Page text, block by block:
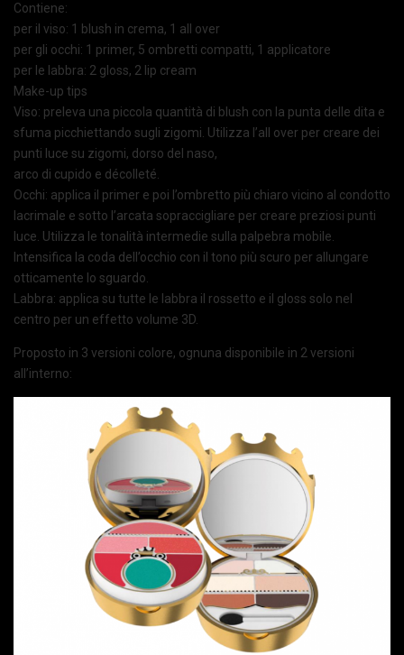
Contiene:
per il viso: 1 blush in crema, 1 all over
per gli occhi: 1 primer, 5 ombretti compatti, 1 applicatore
per le labbra: 2 gloss, 2 lip cream
Make-up tips
Viso: preleva una piccola quantità di blush con la punta delle dita e
sfuma picchiettando sugli zigomi. Utilizza l’all over per creare dei
punti luce su zigomi, dorso del naso,
arco di cupido e décolleté.
Occhi: applica il primer e poi l’ombretto più chiaro vicino al condotto
lacrimale e sotto l’arcata sopraccigliare per creare preziosi punti
luce. Utilizza le tonalità intermedie sulla palpebra mobile.
Intensifica la coda dell’occhio con il tono più scuro per allungare
otticamente lo sguardo.
Labbra: applica su tutte le labbra il rossetto e il gloss solo nel
centro per un effetto volume 3D.
Proposto in 3 versioni colore, ognuna disponibile in 2 versioni
all’interno: